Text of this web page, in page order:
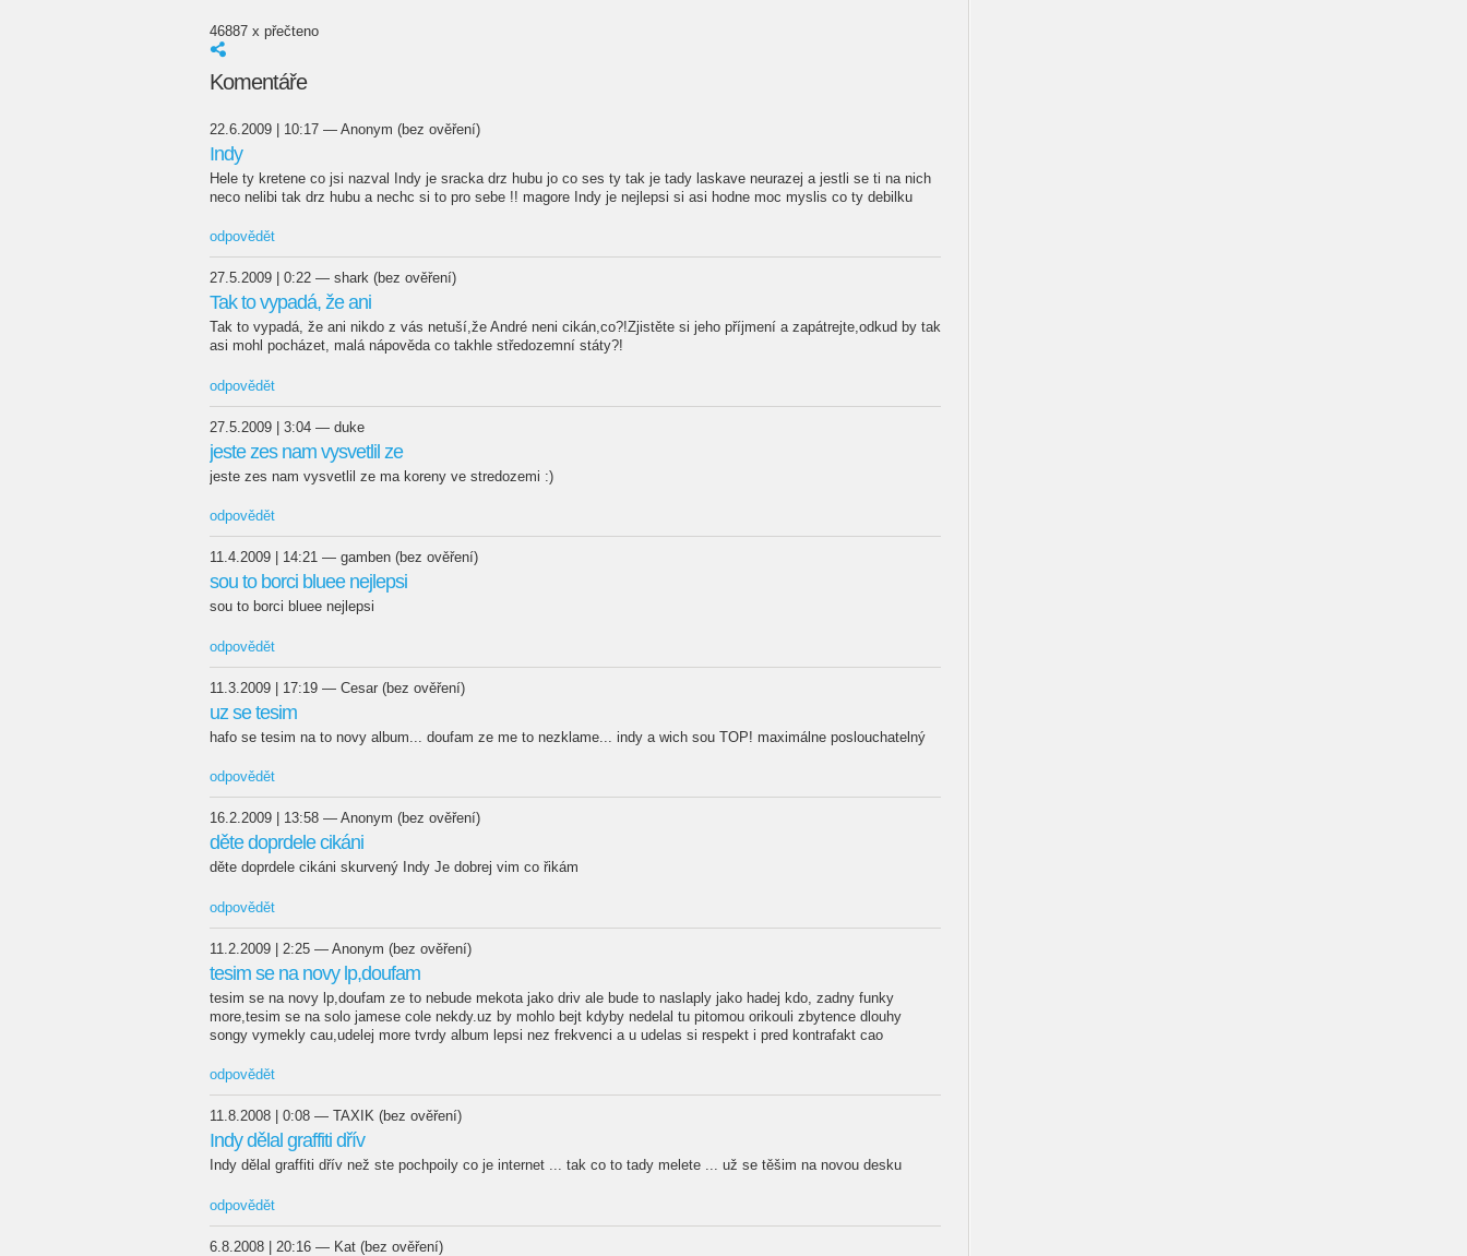
46887 x přečteno
Komentáře
22.6.2009 | 10:17 — Anonym (bez ověření)
Indy
Hele ty kretene co jsi nazval Indy je sracka drz hubu jo co ses ty tak je tady laskave neurazej a jestli se ti na nich
neco nelibi tak drz hubu a nechc si to pro sebe !! magore Indy je nejlepsi si asi hodne moc myslis co ty debilku
odpovědět
27.5.2009 | 0:22 — shark (bez ověření)
Tak to vypadá, že ani
Tak to vypadá, že ani nikdo z vás netuší,že André neni cikán,co?!Zjistěte si jeho příjmení a zapátrejte,odkud by tak
asi mohl pocházet, malá nápověda co takhle středozemní státy?!
odpovědět
27.5.2009 | 3:04 — duke
jeste zes nam vysvetlil ze
jeste zes nam vysvetlil ze ma koreny ve stredozemi :)
odpovědět
11.4.2009 | 14:21 — gamben (bez ověření)
sou to borci bluee nejlepsi
sou to borci bluee nejlepsi
odpovědět
11.3.2009 | 17:19 — Cesar (bez ověření)
uz se tesim
hafo se tesim na to novy album... doufam ze me to nezklame... indy a wich sou TOP! maximálne poslouchatelný
odpovědět
16.2.2009 | 13:58 — Anonym (bez ověření)
děte doprdele cikáni
děte doprdele cikáni skurvený Indy Je dobrej vim co řikám
odpovědět
11.2.2009 | 2:25 — Anonym (bez ověření)
tesim se na novy lp,doufam
tesim se na novy lp,doufam ze to nebude mekota jako driv ale bude to naslaply jako hadej kdo, zadny funky
more,tesim se na solo jamese cole nekdy.uz by mohlo bejt kdyby nedelal tu pitomou orikouli zbytence dlouhy
songy vymekly cau,udelej more tvrdy album lepsi nez frekvenci a u udelas si respekt i pred kontrafakt cao
odpovědět
11.8.2008 | 0:08 — TAXIK (bez ověření)
Indy dělal graffiti dřív
Indy dělal graffiti dřív než ste pochpoily co je internet ... tak co to tady melete ... už se těšim na novou desku
odpovědět
6.8.2008 | 20:16 — Kat (bez ověření)